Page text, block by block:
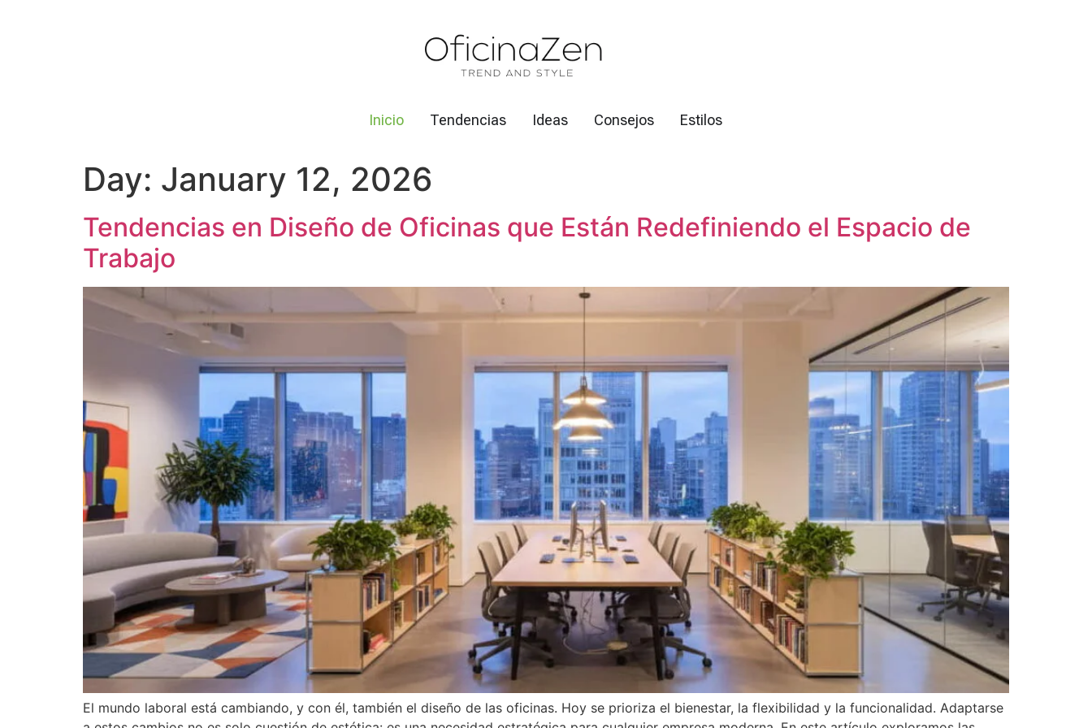
Inicio Tendencias Ideas Consejos Estilos
Day: January 12, 2026
Tendencias en Diseño de Oficinas que Están Redefiniendo el Espacio de
Trabajo
El mundo laboral está cambiando, y con él, también el diseño de las oficinas. Hoy se prioriza el bienestar, la flexibilidad y la funcionalidad. Adaptarse